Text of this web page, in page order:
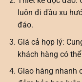
luôn đi đầu xu
đáo.
Giá cả hợp lý:
khách hàng có
Giao hàng nhanh